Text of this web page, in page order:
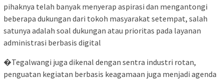
pihaknya telah banyak menyerap aspirasi dan mengantongi
beberapa dukungan dari tokoh masyarakat setempat, salah
satunya adalah soal dukungan atau prioritas pada layanan
administrasi berbasis digital
�Tegalwangi juga dikenal dengan sentra industri rotan,
penguatan kegiatan berbasis keagamaan juga menjadi agenda